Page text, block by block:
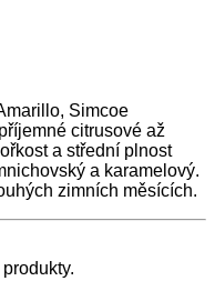
Simcoe
citrusové až
a střední plnost
a karamelový.
zimních měsících.